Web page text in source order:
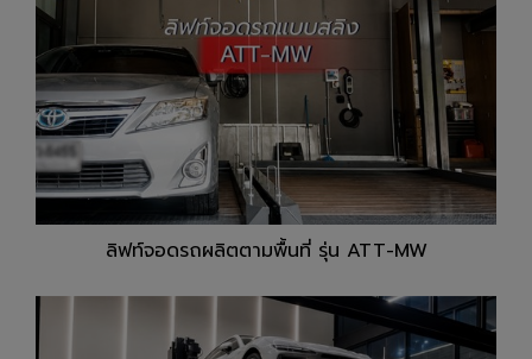
ลิฟท์จอดรถผลิตตามพื้นที่ รุ่น ATT-MW